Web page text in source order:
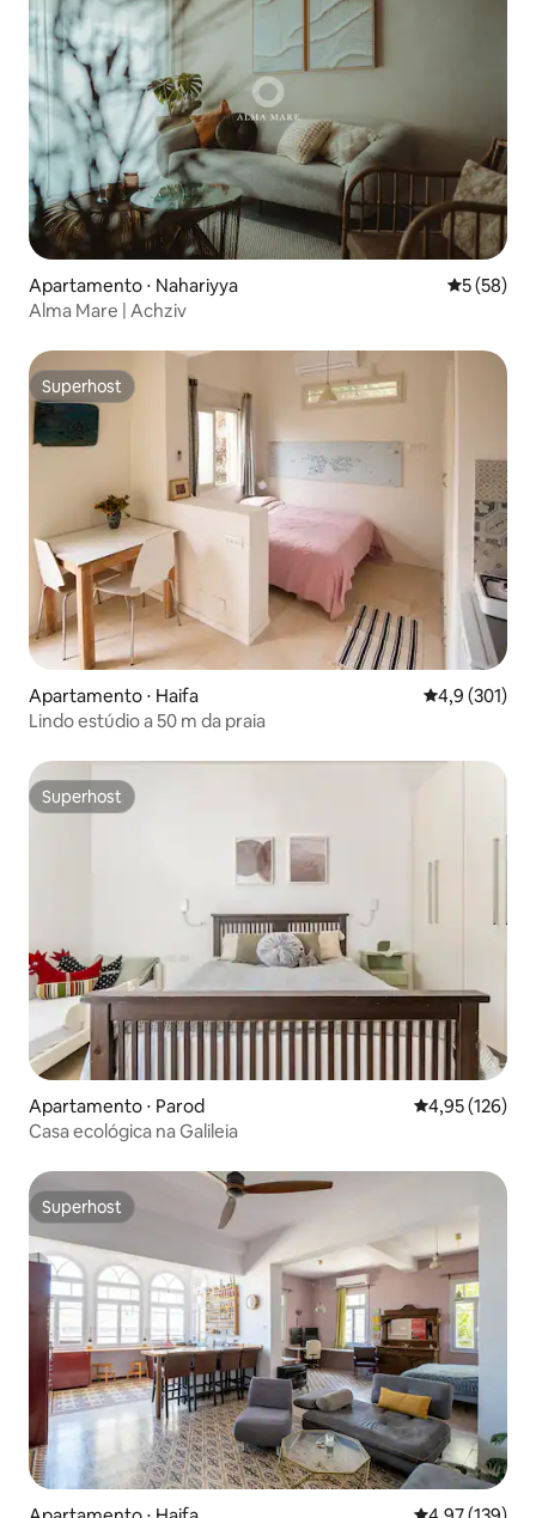
Apartamento ⋅ Nahariyya 5 de uma
5 (58)
Alma Mare | Achziv
Superhost
Superhost
Apartamento ⋅ Haifa 4,9 de uma
4,9 (301)
Lindo estúdio a 50 m da praia
Superhost
Superhost
Apartamento ⋅ Parod 4,95 de uma
4,95 (126)
Casa ecológica na Galileia
Superhost
Superhost